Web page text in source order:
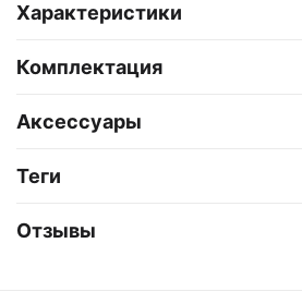
Характеристики
Комплектация
Аксессуары
Теги
Отзывы